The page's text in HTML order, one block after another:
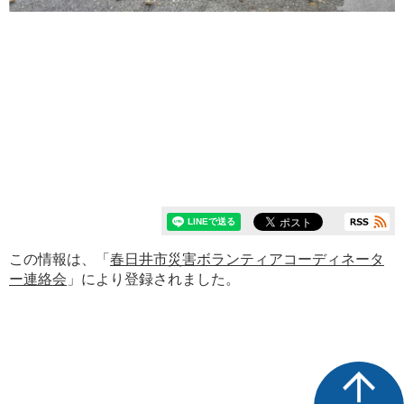
この情報は、「 春日井市災害ボランティアコーディネータ
ー連絡会 」により登録されました。